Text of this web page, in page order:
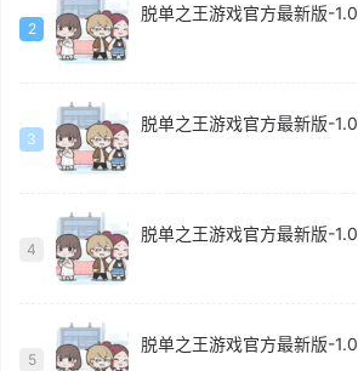
2
脱单之王游戏官方最新版-1.0
3
脱单之王游戏官方最新版-1.0
4
脱单之王游戏官方最新版-1.0
5
脱单之王游戏官方最新版-1.0